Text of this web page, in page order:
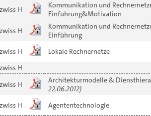
H
Kommunikation und
Einführung&Motivation
H
Kommunikation und
Einführung
H Lokale Rechnernetze
H
H
Architekturmodelle &
22.06.2012)
H
Agententechnologie